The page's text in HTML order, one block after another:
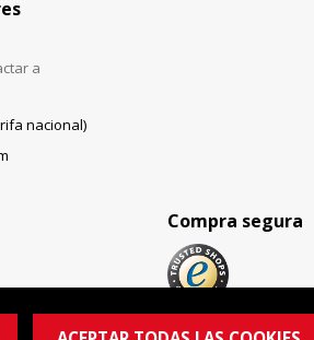
a
nacional)
Compra segura